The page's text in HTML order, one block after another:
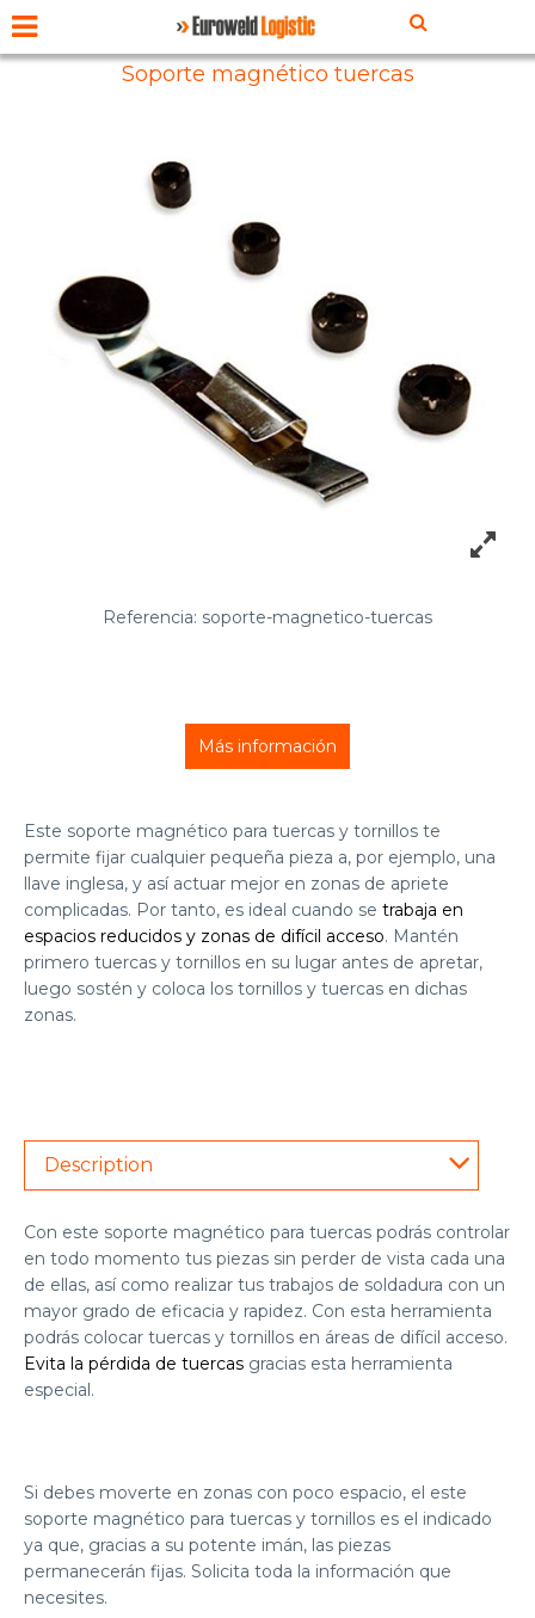
Soporte magnético tuercas
Referencia: soporte-magnetico-tuercas
Este soporte magnético para tuercas y tornillos te
permite fijar cualquier pequeña pieza a, por ejemplo, una
llave inglesa, y así actuar mejor en zonas de apriete
complicadas. Por tanto, es ideal cuando se trabaja en
espacios reducidos y zonas de difícil acceso. Mantén
primero tuercas y tornillos en su lugar antes de apretar,
luego sostén y coloca los tornillos y tuercas en dichas
zonas.
Más información
Description
Con este soporte magnético para tuercas podrás controlar
en todo momento tus piezas sin perder de vista cada una
de ellas, así como realizar tus trabajos de soldadura con un
mayor grado de eficacia y rapidez. Con esta herramienta
podrás colocar tuercas y tornillos en áreas de difícil acceso.
Evita la pérdida de tuercas gracias esta herramienta
especial .
Si debes moverte en zonas con poco espacio, el este
soporte magnético para tuercas y tornillos es el indicado
ya que, gracias a su potente imán, las piezas
permanecerán fijas. Solicita toda la información que
necesites.